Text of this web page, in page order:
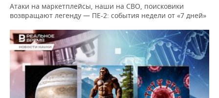
Атаки на маркетплейсы, наши на СВО, поисковики
возвращают легенду — ПЕ-2: события недели от «7 дней»